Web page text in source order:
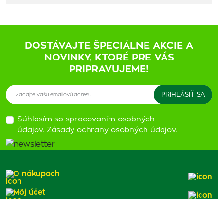
DOSTÁVAJTE ŠPECIÁLNE AKCIE A
NOVINKY, KTORÉ PRE VÁS
PRIPRAVUJEME!
Súhlasím so spracovaním osobných
údajov. Zásady ochrany osobných údajov.
O nákupoch
Môj účet